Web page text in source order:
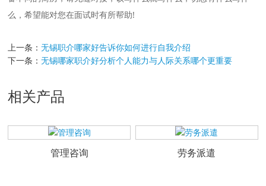
么，希望能对您在面试时有所帮助!
上一条：无锡职介哪家好告诉你如何进行自我介绍
下一条：无锡哪家职介好分析个人能力与人际关系哪个更重要
相关产品
管理咨询 劳务派遣